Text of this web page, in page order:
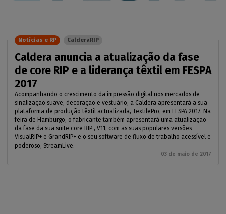
Caldera anuncia a atualização da fase
de core RIP e a liderança têxtil em FESPA
2017
Acompanhando o crescimento da impressão digital nos mercados de
sinalização suave, decoração e vestuário, a Caldera apresentará a sua
plataforma de produção têxtil actualizada, TextilePro, em FESPA 2017. Na
feira de Hamburgo, o fabricante também apresentará uma atualização
da fase da sua suite core RIP , V11, com as suas populares versões
VisualRIP+ e GrandRIP+ e o seu software de fluxo de trabalho acessível e
poderoso, StreamLive.
03 de maio de 2017
Notícias e RP CalderaRIP